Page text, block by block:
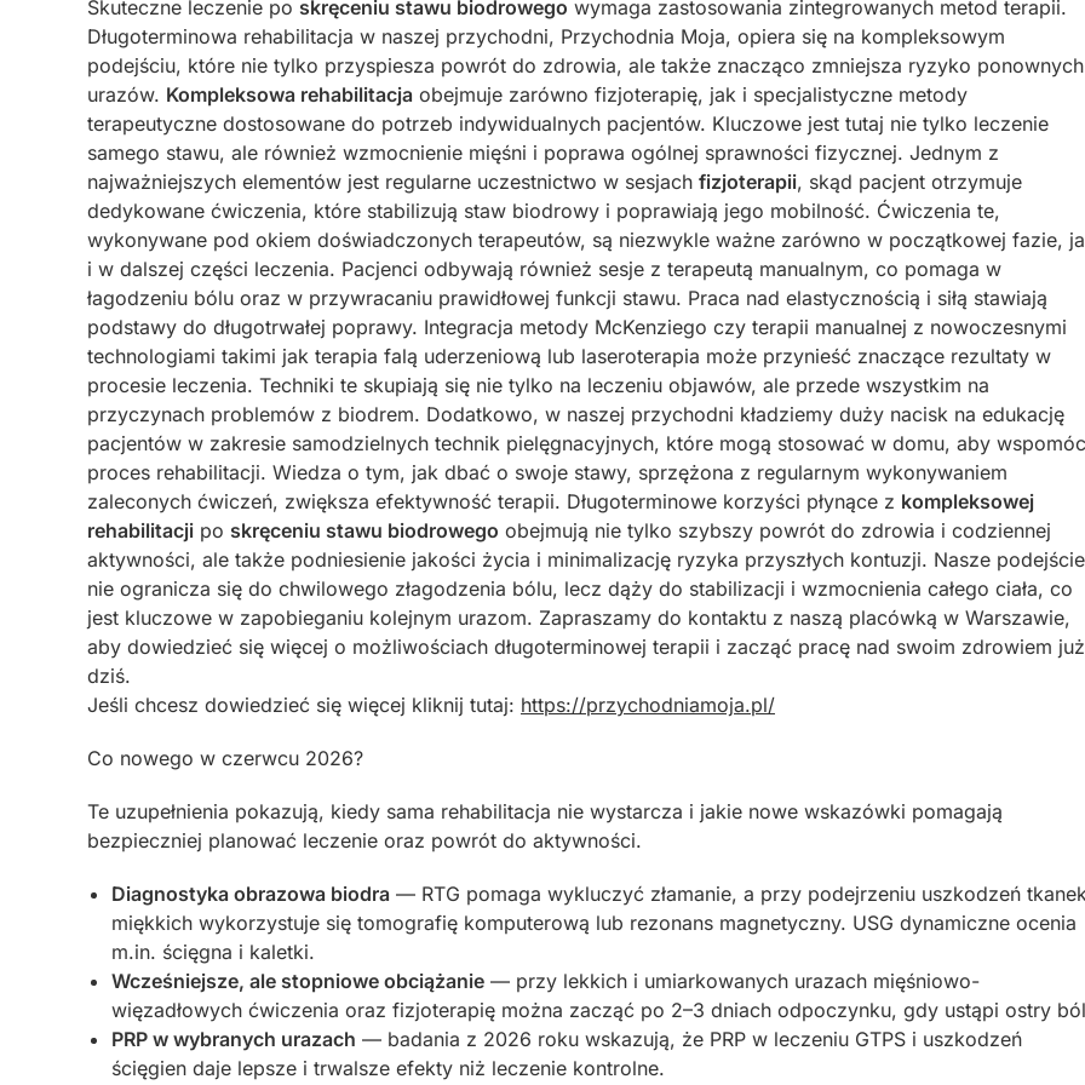
Skuteczne leczenie po skręceniu stawu biodrowego wymaga zastosowania zintegrowanych metod terapii.
Długoterminowa rehabilitacja w naszej przychodni, Przychodnia Moja, opiera się na kompleksowym
podejściu, które nie tylko przyspiesza powrót do zdrowia, ale także znacząco zmniejsza ryzyko ponownych
urazów. Kompleksowa rehabilitacja obejmuje zarówno fizjoterapię, jak i specjalistyczne metody
terapeutyczne dostosowane do potrzeb indywidualnych pacjentów. Kluczowe jest tutaj nie tylko leczenie
samego stawu, ale również wzmocnienie mięśni i poprawa ogólnej sprawności fizycznej. Jednym z
najważniejszych elementów jest regularne uczestnictwo w sesjach fizjoterapii, skąd pacjent otrzymuje
dedykowane ćwiczenia, które stabilizują staw biodrowy i poprawiają jego mobilność. Ćwiczenia te,
wykonywane pod okiem doświadczonych terapeutów, są niezwykle ważne zarówno w początkowej fazie,
i w dalszej części leczenia. Pacjenci odbywają również sesje z terapeutą manualnym, co pomaga w
łagodzeniu bólu oraz w przywracaniu prawidłowej funkcji stawu. Praca nad elastycznością i siłą stawiają
podstawy do długotrwałej poprawy. Integracja metody McKenziego czy terapii manualnej z nowoczesnymi
technologiami takimi jak terapia falą uderzeniową lub laseroterapia może przynieść znaczące rezultaty w
procesie leczenia. Techniki te skupiają się nie tylko na leczeniu objawów, ale przede wszystkim na
przyczynach problemów z biodrem. Dodatkowo, w naszej przychodni kładziemy duży nacisk na edukację
pacjentów w zakresie samodzielnych technik pielęgnacyjnych, które mogą stosować w domu, aby wspomóc
proces rehabilitacji. Wiedza o tym, jak dbać o swoje stawy, sprzężona z regularnym wykonywaniem
zaleconych ćwiczeń, zwiększa efektywność terapii. Długoterminowe korzyści płynące z kompleksowej
rehabilitacji po skręceniu stawu biodrowego obejmują nie tylko szybszy powrót do zdrowia i codziennej
aktywności, ale także podniesienie jakości życia i minimalizację ryzyka przyszłych kontuzji. Nasze podejście
nie ogranicza się do chwilowego złagodzenia bólu, lecz dąży do stabilizacji i wzmocnienia całego ciała, co
jest kluczowe w zapobieganiu kolejnym urazom. Zapraszamy do kontaktu z naszą placówką w Warszawie,
aby dowiedzieć się więcej o możliwościach długoterminowej terapii i zacząć pracę nad swoim zdrowiem już
dziś.
Jeśli chcesz dowiedzieć się więcej kliknij tutaj: https://przychodniamoja.pl/
Co nowego w czerwcu 2026?
Te uzupełnienia pokazują, kiedy sama rehabilitacja nie wystarcza i jakie nowe wskazówki pomagają
bezpieczniej planować leczenie oraz powrót do aktywności.
Diagnostyka obrazowa biodra — RTG pomaga wykluczyć złamanie, a przy podejrzeniu uszkodzeń
miękkich wykorzystuje się tomografię komputerową lub rezonans magnetyczny. USG dynamiczne ocenia
m.in. ścięgna i kaletki.
Wcześniejsze, ale stopniowe obciążanie — przy lekkich i umiarkowanych urazach mięśniowo-
więzadłowych ćwiczenia oraz fizjoterapię można zacząć po 2–3 dniach odpoczynku, gdy ustąpi ostry
PRP w wybranych urazach — badania z 2026 roku wskazują, że PRP w leczeniu GTPS i uszkodzeń
ścięgien daje lepsze i trwalsze efekty niż leczenie kontrolne.